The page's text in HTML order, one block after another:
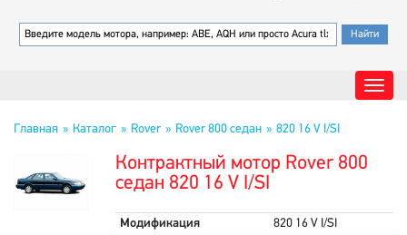
Главная Каталог Rover Rover 800 седан 820 16 V I/SI
Контрактный мотор Rover 800
седан 820 16 V I/SI
Модификация
820 16 V I/SI